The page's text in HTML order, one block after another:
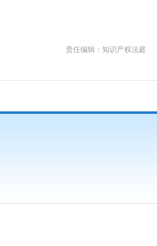
责任编辑：知识产权法庭